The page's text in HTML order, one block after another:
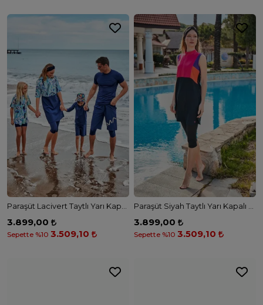
Paraşüt Lacivert Taytlı Yarı Kapalı Mayo M2460 - LACİVERT
3.899,00
Sepette %10 3.509,10
Paraşüt Siyah Taytlı Yarı Kapalı Mayo M2442 - SİYAH
3.899,00
Sepette %10 3.509,10